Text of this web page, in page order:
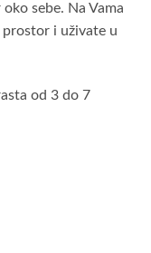
sebe. Na Vama
prostor i uživate u
od 3 do 7